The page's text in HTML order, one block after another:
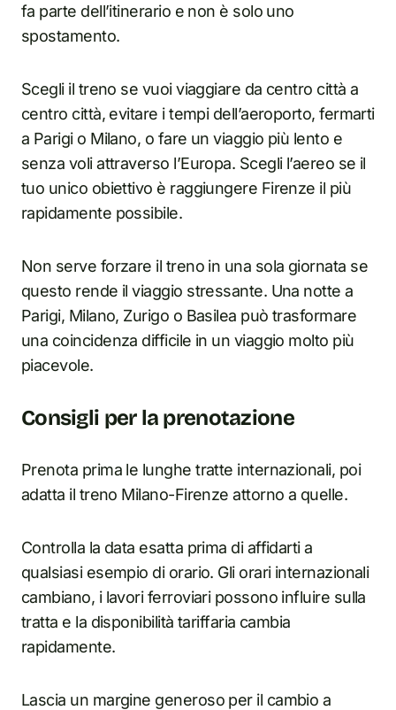
fa parte dell’itinerario e non è solo uno
spostamento.
Scegli il treno se vuoi viaggiare da centro città a
centro città, evitare i tempi dell’aeroporto, fermarti
a Parigi o Milano, o fare un viaggio più lento e
senza voli attraverso l’Europa. Scegli l’aereo se il
tuo unico obiettivo è raggiungere Firenze il più
rapidamente possibile.
Non serve forzare il treno in una sola giornata se
questo rende il viaggio stressante. Una notte a
Parigi, Milano, Zurigo o Basilea può trasformare
una coincidenza difficile in un viaggio molto più
piacevole.
Consigli per la prenotazione
Prenota prima le lunghe tratte internazionali, poi
adatta il treno Milano-Firenze attorno a quelle.
Controlla la data esatta prima di affidarti a
qualsiasi esempio di orario. Gli orari internazionali
cambiano, i lavori ferroviari possono influire sulla
tratta e la disponibilità tariffaria cambia
rapidamente.
Lascia un margine generoso per il cambio a